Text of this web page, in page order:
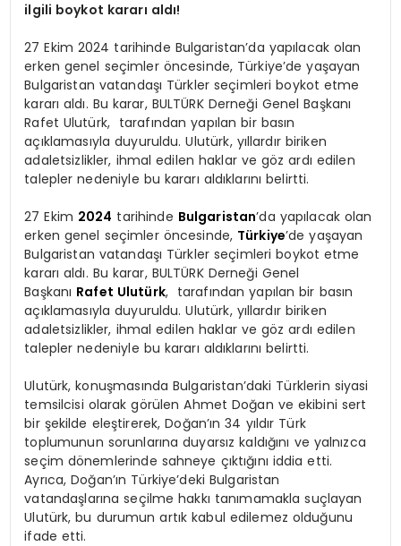
ilgili boykot kararı aldı!
27 Ekim 2024 tarihinde Bulgaristan’da yapılacak olan
erken genel seçimler öncesinde, Türkiye’de yaşayan
Bulgaristan vatandaşı Türkler seçimleri boykot etme
kararı aldı. Bu karar, BULTÜRK Derneği Genel Başkanı
Rafet Ulutürk, tarafından yapılan bir basın
açıklamasıyla duyuruldu. Ulutürk, yıllardır biriken
adaletsizlikler, ihmal edilen haklar ve göz ardı edilen
talepler nedeniyle bu kararı aldıklarını belirtti.
27 Ekim 2024 tarihinde Bulgaristan’da yapılacak olan
erken genel seçimler öncesinde, Türkiye’de yaşayan
Bulgaristan vatandaşı Türkler seçimleri boykot etme
kararı aldı. Bu karar, BULTÜRK Derneği Genel
Başkanı Rafet Ulutürk, tarafından yapılan bir basın
açıklamasıyla duyuruldu. Ulutürk, yıllardır biriken
adaletsizlikler, ihmal edilen haklar ve göz ardı edilen
talepler nedeniyle bu kararı aldıklarını belirtti.
Ulutürk, konuşmasında Bulgaristan’daki Türklerin siyasi
temsilcisi olarak görülen Ahmet Doğan ve ekibini sert
bir şekilde eleştirerek, Doğan’ın 34 yıldır Türk
toplumunun sorunlarına duyarsız kaldığını ve yalnızca
seçim dönemlerinde sahneye çıktığını iddia etti.
Ayrıca, Doğan’ın Türkiye’deki Bulgaristan
vatandaşlarına seçilme hakkı tanımamakla suçlayan
Ulutürk, bu durumun artık kabul edilemez olduğunu
ifade etti.